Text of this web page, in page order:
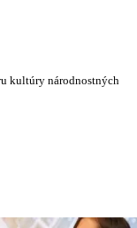
kultúry národnostných